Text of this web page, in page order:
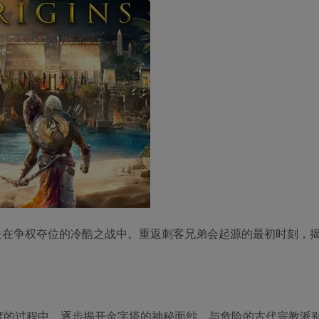
争权夺位的冷酷之战中。重返刺客兄弟会起源的最初时刻，